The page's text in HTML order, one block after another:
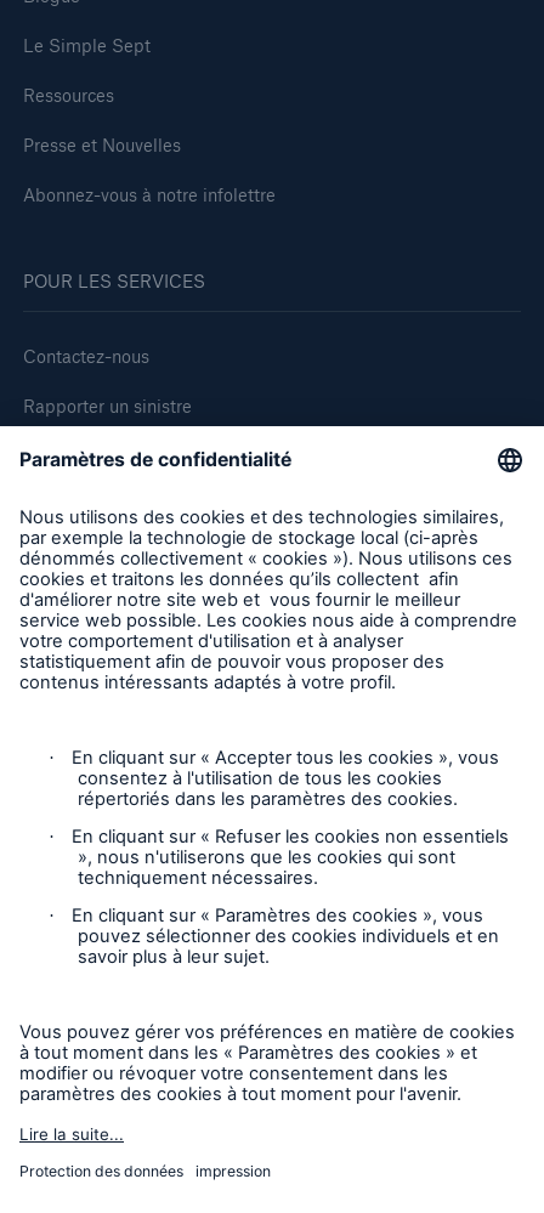
Le Simple Sept
Ressources
Presse et Nouvelles
Abonnez-vous à notre infolettre
POUR LES SERVICES
Contactez-nous
Rapporter un sinistre
Demande de soumission d'assurance - Bris des équipments
Demander une inspection
Suivre HSB Canada
Vie privée
Mentions légales
Responsable des plaintes
Paramètres des cookies
Mode accessibilité
© 2026 La Compagnie d’Inspection et d’Assurance
HSB. Tous droits réservés. Ce contenu est destiné